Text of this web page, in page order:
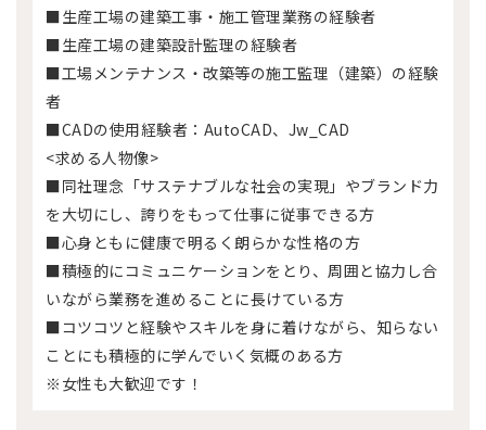
■生産工場の建築工事・施工管理業務の経験者
■生産工場の建築設計監理の経験者
■工場メンテナンス・改築等の施工監理（建築）の経験
者
■CADの使用経験者：AutoCAD、Jw_CAD
<求める人物像>
■同社理念「サステナブルな社会の実現」やブランド力
を大切にし、誇りをもって仕事に従事できる方
■心身ともに健康で明るく朗らかな性格の方
■積極的にコミュニケーションをとり、周囲と協力し合
いながら業務を進めることに長けている方
■コツコツと経験やスキルを身に着けながら、知らない
ことにも積極的に学んでいく気概のある方
※女性も大歓迎です！